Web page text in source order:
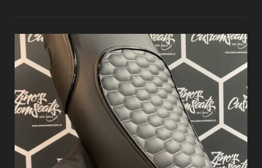
VESPA:
ONTDEK
DE
TIJDLOZE
SCHOONHEID